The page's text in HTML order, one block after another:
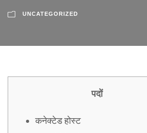
UNCATEGORIZED
पदों
कनेक्टेड होस्ट